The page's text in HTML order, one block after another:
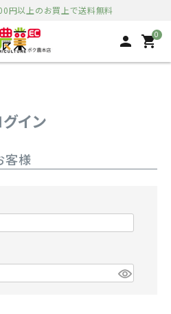
円以上のお買上で送料無料
person 0
shopping_cart
イン
客様